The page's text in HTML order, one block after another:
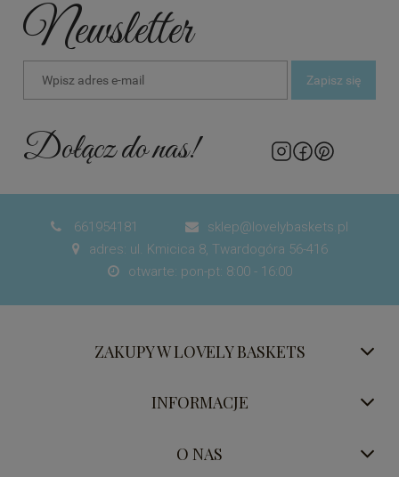
Newsletter
Zapisz się
Dołącz do nas!
 661954181  sklep@lovelybaskets.pl
 adres: ul. Kmicica 8, Twardogóra 56-416
 otwarte: pon-pt: 8:00 - 16:00
ZAKUPY W LOVELY BASKETS
INFORMACJE
O NAS